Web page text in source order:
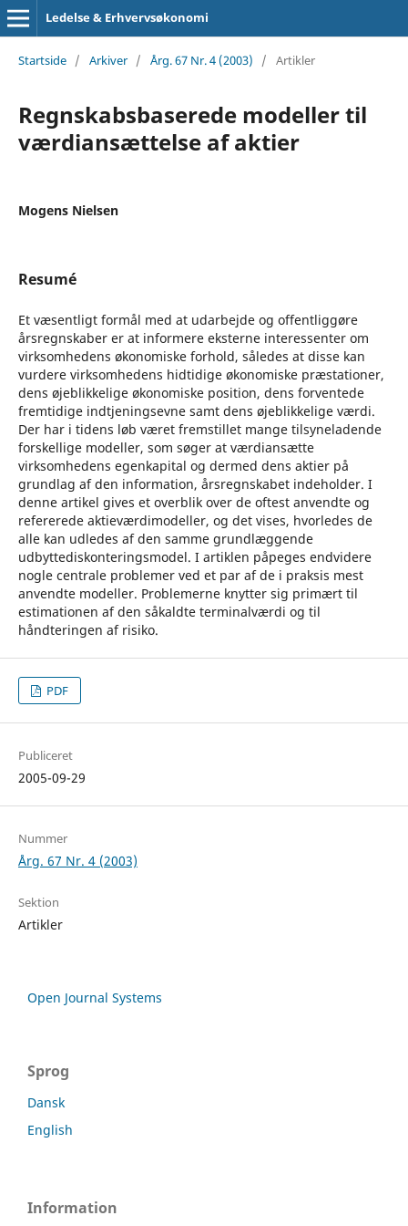
Ledelse & Erhvervsøkonomi
Startside / Arkiver / Årg. 67 Nr. 4 (2003) / Artikler
Regnskabsbaserede modeller til
værdiansættelse af aktier
Mogens Nielsen
Resumé
Et væsentligt formål med at udarbejde og offentliggøre
årsregnskaber er at informere eksterne interessenter om
virksomhedens økonomiske forhold, således at disse kan
vurdere virksomhedens hidtidige økonomiske præstationer,
dens øjeblikkelige økonomiske position, dens forventede
fremtidige indtjeningsevne samt dens øjeblikkelige værdi.
Der har i tidens løb været fremstillet mange tilsyneladende
forskellige modeller, som søger at værdiansætte
virksomhedens egenkapital og dermed dens aktier på
grundlag af den information, årsregnskabet indeholder. I
denne artikel gives et overblik over de oftest anvendte og
refererede aktieværdimodeller, og det vises, hvorledes de
alle kan udledes af den samme grundlæggende
udbyttediskonteringsmodel. I artiklen påpeges endvidere
nogle centrale problemer ved et par af de i praksis mest
anvendte modeller. Problemerne knytter sig primært til
estimationen af den såkaldte terminalværdi og til
håndteringen af risiko.
PDF
Publiceret
2005-09-29
Nummer
Årg. 67 Nr. 4 (2003)
Sektion
Artikler
Open Journal Systems
Sprog
Dansk
English
Information